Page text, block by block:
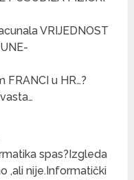
VRIJEDNOST
FRANCI u HR…?
spas?Izgleda
,ali nije.Informatički